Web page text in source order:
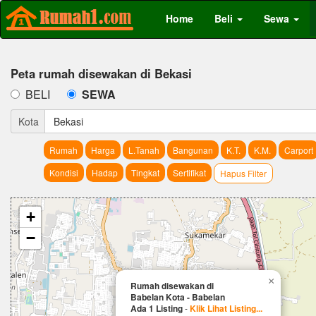
Home Beli Sewa
Peta rumah disewakan di Bekasi
BELI SEWA
Kota Bekasi
Rumah Harga L.Tanah Bangunan K.T. K.M.
Carport
Kondisi
Hadap Tingkat Sertifikat Hapus Filter
Rumah disewakan di
Babelan Kota - Babelan
Ada 1 Listing-Klik Lihat Listing...
×
+
−